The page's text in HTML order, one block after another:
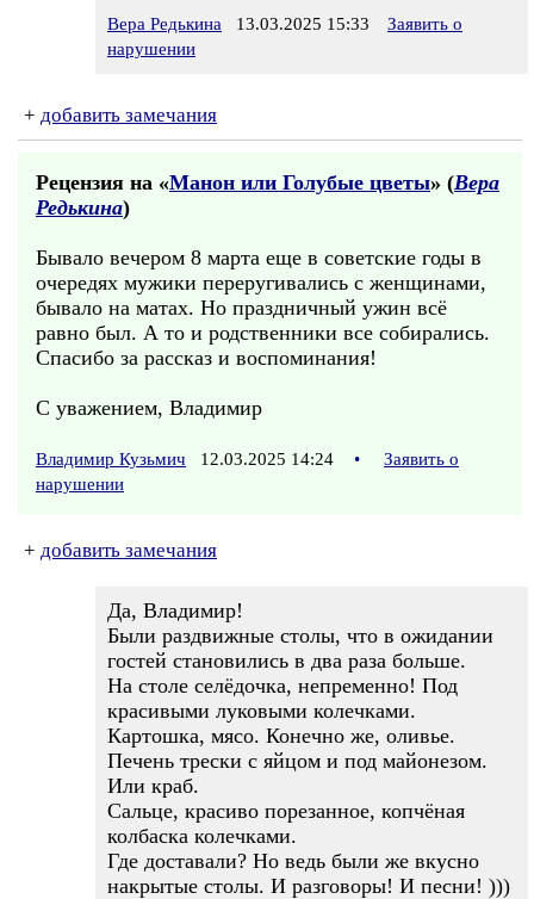
Вера Редькина 13.03.2025 15:33
Заявить о
нарушении
+ добавить замечания
Рецензия на «Манон или Голубые цветы» (Вера
Редькина)
Бывало вечером 8 марта еще в советские годы в
очередях мужики переругивались с женщинами,
бывало на матах. Но праздничный ужин всё
равно был. А то и родственники все собирались.
Спасибо за рассказ и воспоминания!
С уважением, Владимир
Владимир Кузьмич 12.03.2025 14:24 •
Заявить о
нарушении
+ добавить замечания
Да, Владимир!
Были раздвижные столы, что в ожидании
гостей становились в два раза больше.
На столе селёдочка, непременно! Под
красивыми луковыми колечками.
Картошка, мясо. Конечно же, оливье.
Печень трески с яйцом и под майонезом.
Или краб.
Сальце, красиво порезанное, копчёная
колбаска колечками.
Где доставали? Но ведь были же вкусно
накрытые столы. И разговоры! И песни! )))